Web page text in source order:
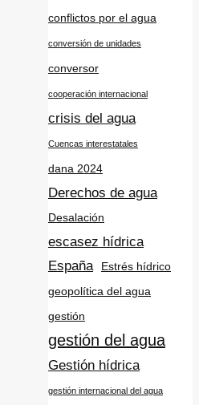
conflictos por el agua
conversión de unidades
conversor
cooperación internacional
crisis del agua
Cuencas interestatales
dana 2024
Derechos de agua
Desalación
escasez hídrica
España
Estrés hídrico
geopolítica del agua
gestión
gestión del agua
Gestión hídrica
gestión internacional del agua